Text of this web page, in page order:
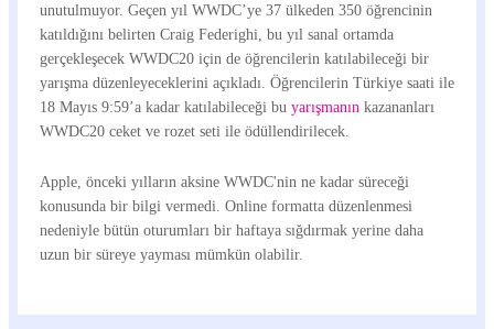
unutulmuyor. Geçen yıl WWDC’ye 37 ülkeden 350 öğrencinin
katıldığını belirten Craig Federighi, bu yıl sanal ortamda
gerçekleşecek WWDC20 için de öğrencilerin katılabileceği bir
yarışma düzenleyeceklerini açıkladı. Öğrencilerin Türkiye saati ile
18 Mayıs 9:59’a kadar katılabileceği bu yarışmanın kazananları
WWDC20 ceket ve rozet seti ile ödüllendirilecek.
Apple, önceki yılların aksine WWDC'nin ne kadar süreceği
konusunda bir bilgi vermedi. Online formatta düzenlenmesi
nedeniyle bütün oturumları bir haftaya sığdırmak yerine daha
uzun bir süreye yayması mümkün olabilir.